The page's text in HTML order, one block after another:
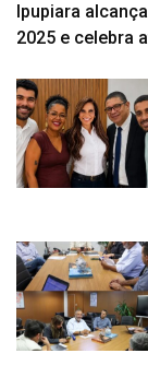
Ipupiara
2025 e celebra